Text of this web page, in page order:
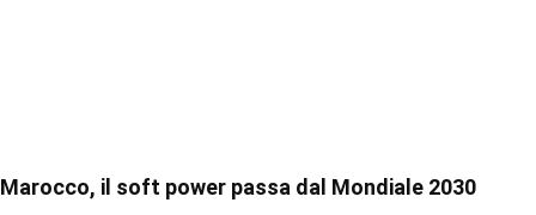
Marocco, il soft power passa dal Mondiale 2030